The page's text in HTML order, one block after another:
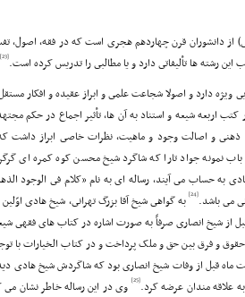
از دانشوران قرن چهاردهم هجرى است که در فقه، اصول،
رشته ها تألیفاتى دارد و یا مطالبى را تدریس کرده است.[23]
ویژه دارد و اصولا شجاعت علمى و ابراز عقیده و افکار
اربعه شیعه و استناد به آن ها، تأثیر اجماع در حکم
ذهنى و اصالت وجود و ماهیت، نظرات خاصى ابراز داشت
باب نمونه جواد تارا که شاگرد شیخ محسن کوه کمره اى
به حساب مى آیند، رساله اى به نام «کلام فى الوجود
مى باشد.[24]
به گواهى شیخ آقا بزرگ تهرانى، شیخ هادى
از شیخ انصارى صرفاً به صورت اشاره در کتاب هاى فقهى
و فرق بین حق و ملک پرداخت و در کتاب الخیارات با
ماه قبل از وفات شیخ انصارى بود که شاگردش شیخ هادى
علاقه مندان عرضه کرد.[25]
وى در این رساله خاطر نشان